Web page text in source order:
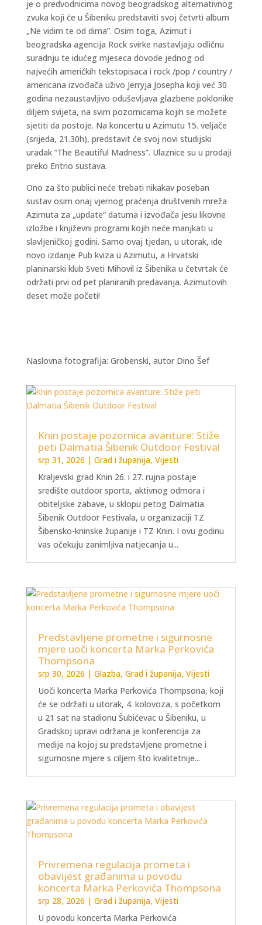
je o predvodnicima novog beogradskog alternativnog
zvuka koji će u Šibeniku predstaviti svoj četvrti album
„Ne vidim te od dima”. Osim toga, Azimut i
beogradska agencija Rock svirke nastavljaju odličnu
suradnju te idućeg mjeseca dovode jednog od
najvećih američkih tekstopisaca i rock /pop / country /
americana izvođača uživo Jerryja Josepha koji već 30
godina nezaustavljivo oduševljava glazbene poklonike
diljem svijeta, na svim pozornicama kojih se možete
sjetiti da postoje. Na koncertu u Azimutu 15. veljače
(srijeda, 21.30h), predstavit će svoj novi studijski
uradak “The Beautiful Madness”. Ulaznice su u prodaji
preko Entrio sustava.
Ono za što publici neće trebati nikakav poseban
sustav osim onaj vjernog praćenja društvenih mreža
Azimuta za „update“ datuma i izvođača jesu likovne
izložbe i književni programi kojih neće manjkati u
slavljeničkoj godini. Samo ovaj tjedan, u utorak, ide
novo izdanje Pub kviza u Azimutu, a Hrvatski
planinarski klub Sveti Mihovil iz Šibenika u četvrtak će
održati prvi od pet planiranih predavanja. Azimutovih
deset može početi!
Naslovna fotografija: Grobenski, autor Dino Šef
Knin postaje pozornica avanture: Stiže
peti Dalmatia Šibenik Outdoor Festival
srp 31, 2026 | Grad i županija, Vijesti
Kraljevski grad Knin 26. i 27. rujna postaje
središte outdoor sporta, aktivnog odmora i
obiteljske zabave, u sklopu petog Dalmatia
Šibenik Outdoor Festivala, u organizaciji TZ
Šibensko-kninske županije i TZ Knin. I ovu godinu
vas očekuju zanimljiva natjecanja u...
Predstavljene prometne i sigurnosne
mjere uoči koncerta Marka Perkovića
Thompsona
srp 30, 2026 | Glazba, Grad i županija, Vijesti
Uoči koncerta Marka Perkovića Thompsona, koji
će se održati u utorak, 4. kolovoza, s početkom
u 21 sat na stadionu Šubićevac u Šibeniku, u
Gradskoj upravi održana je konferencija za
medije na kojoj su predstavljene prometne i
sigurnosne mjere s ciljem što kvalitetnije...
Privremena regulacija prometa i
obavijest građanima u povodu
koncerta Marka Perkovića Thompsona
srp 28, 2026 | Grad i županija, Vijesti
U povodu koncerta Marka Perkovića